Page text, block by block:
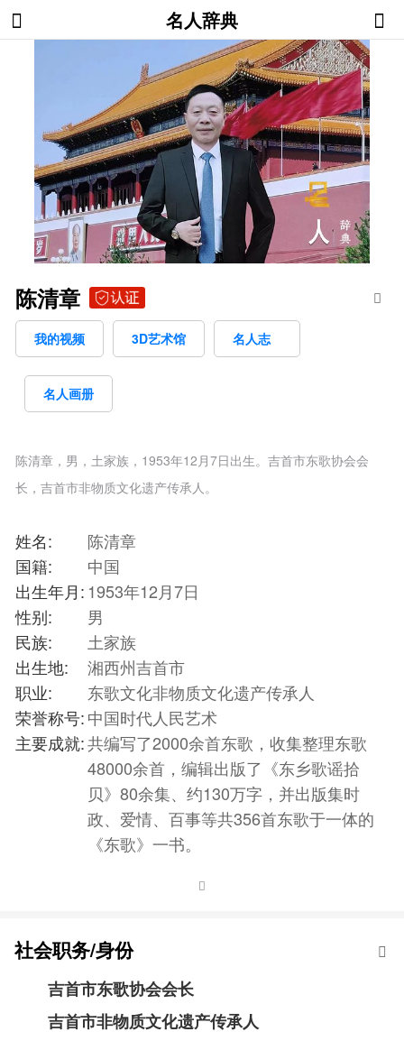
名人辞典
陈清章
我的视频 3D艺术馆 名人志
名人画册
陈清章，男，土家族，1953年12月7日出生。吉首市东歌协会会
长，吉首市非物质文化遗产传承人。
姓名:
陈清章
国籍:
中国
出生年月: 1953年12月7日
性别:
男
民族:
土家族
出生地:
湘西州吉首市
职业:
东歌文化非物质文化遗产传承人
荣誉称号:中国时代人民艺术
主要成就:共编写了2000余首东歌，收集整理东歌
48000余首，编辑出版了《东乡歌谣拾
贝》80余集、约130万字，并出版集时
政、爱情、百事等共356首东歌于一体的
《东歌》一书。
社会职务/身份
吉首市东歌协会会长
吉首市非物质文化遗产传承人